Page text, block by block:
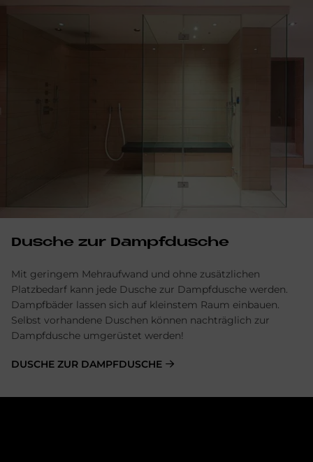
Dusche zur Dampfdusche
Mit geringem Mehraufwand und ohne zusätzlichen
Platzbedarf kann jede Dusche zur Dampfdusche werden.
Dampfbäder lassen sich auf kleinstem Raum einbauen.
Selbst vorhandene Duschen können nachträglich zur
Dampfdusche umgerüstet werden!
DUSCHE ZUR DAMPFDUSCHE